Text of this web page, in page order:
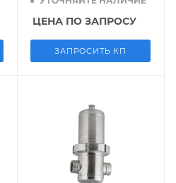
ЦЕНА ПО ЗАПРОСУ
ЗАПРОСИТЬ КП